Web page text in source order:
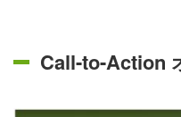
Call-to-Action